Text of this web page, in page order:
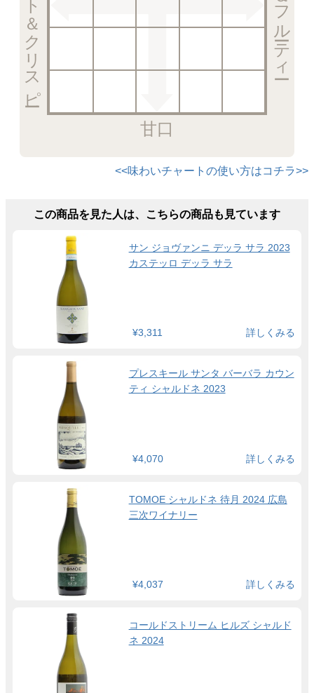
甘口
<<味わいチャートの使い方はコチラ>>
この商品を見た人は、こちらの商品も見ています
サン ジョヴァンニ デッラ サラ 2023
カステッロ デッラ サラ
¥3,311 詳しくみる
プレスキール サンタ バーバラ カウン
ティ シャルドネ 2023
¥4,070 詳しくみる
TOMOE シャルドネ 待月 2024 広島
三次ワイナリー
¥4,037 詳しくみる
コールドストリーム ヒルズ シャルド
ネ 2024